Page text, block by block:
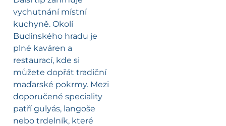
vychutnání místní
kuchyně. Okolí
Budínského hradu je
plné kaváren a
restaurací, kde si
můžete dopřát tradiční
maďarské pokrmy. Mezi
doporučené speciality
patří gulyás, langoše
nebo trdelník, které